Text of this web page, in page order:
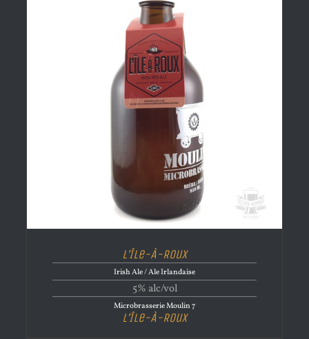
L’Île-À-Roux
Irish Ale / Ale Irlandaise
5% alc/vol
Microbrasserie Moulin 7
L’Île-À-Roux